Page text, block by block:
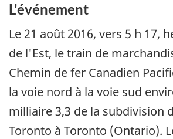
L'événement
Le 21 août 2016, vers 5 h 17,
de l'Est, le train de
Chemin de fer Canadien
la voie nord à la voie sud
milliaire 3,3 de la subdivision
Toronto à Toronto (Ontario).